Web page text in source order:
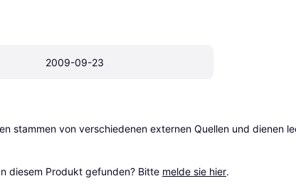
2009-09-23
stammen von verschiedenen externen Quellen und dienen
diesem Produkt gefunden? Bitte melde sie hier.